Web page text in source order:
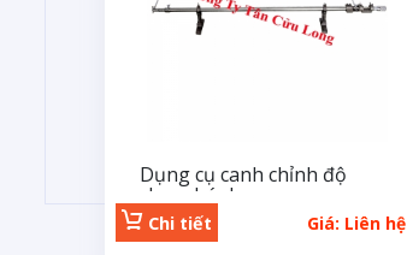
Dụng cụ canh chỉnh độ
chụm bánh xe
Giá: Liên hệ
Chi tiết